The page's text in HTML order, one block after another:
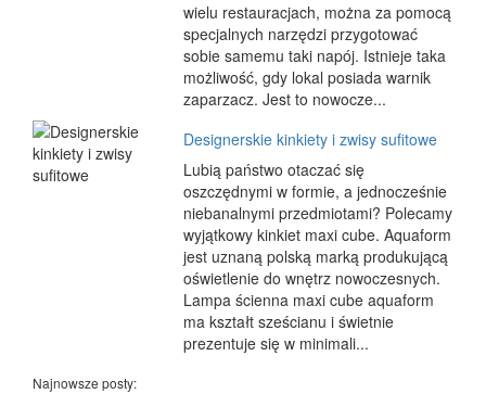
wielu restauracjach, można za pomocą
specjalnych narzędzi przygotować
sobie samemu taki napój. Istnieje taka
możliwość, gdy lokal posiada warnik
zaparzacz. Jest to nowocze...
Designerskie kinkiety i zwisy sufitowe
Lubią państwo otaczać się
oszczędnymi w formie, a jednocześnie
niebanalnymi przedmiotami? Polecamy
wyjątkowy kinkiet maxi cube. Aquaform
jest uznaną polską marką produkującą
oświetlenie do wnętrz nowoczesnych.
Lampa ścienna maxi cube aquaform
ma kształt sześcianu i świetnie
prezentuje się w minimali...
Najnowsze posty: